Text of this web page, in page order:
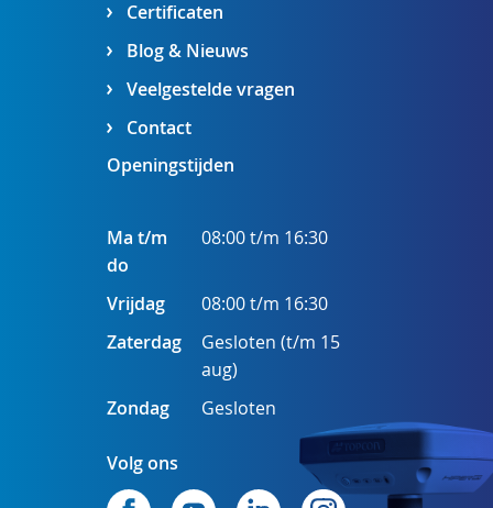
Certificaten
Blog & Nieuws
Veelgestelde vragen
Contact
Openingstijden
Ma t/m
do
08:00 t/m 16:30
Vrijdag
08:00 t/m 16:30
Zaterdag
Gesloten (t/m 15
aug)
Zondag
Gesloten
Volg ons